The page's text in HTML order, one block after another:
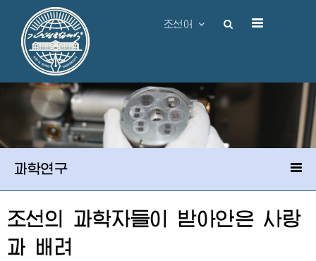
조선어
과학연구
조선의 과학자들이 받아안은 사랑
과 배려